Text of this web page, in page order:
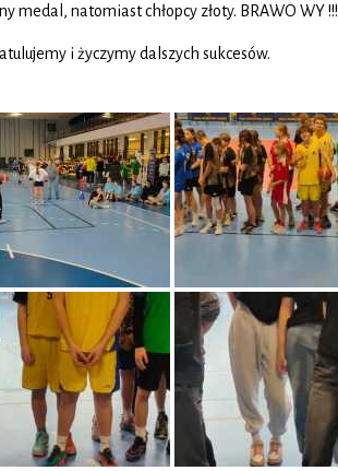
medal, natomiast chłopcy złoty. BRAWO WY !!!
i życzymy dalszych sukcesów.